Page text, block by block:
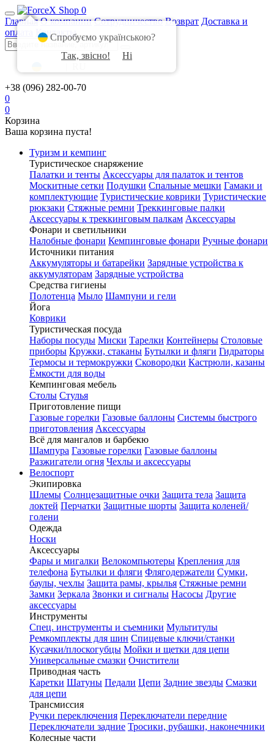
0
Главная О компании Сотрудничество Возврат Доставка и
оплата
Контакты
+38 (096) 282-00-70
0
0
Корзина
Ваша корзина пуста!
Туризм и кемпинг
Туристическое снаряжение
Палатки и тенты Аксессуары для палаток и тентов
Москитные сетки Подушки Спальные мешки Гамаки и
комплектующие Туристические коврики Туристические
рюкзаки Стяжные ремни Треккинговые палки
Аксессуары к треккинговым палкам Аксессуары
Фонари и светильники
Налобные фонари Кемпинговые фонари Ручные фонари
Источники питания
Аккумуляторы и батарейки Зарядные устройства к
аккумуляторам Зарядные устройства
Средства гигиены
Полотенца Мыло Шампуни и гели
Йога
Коврики
Туристическая посуда
Наборы посуды Миски Тарелки Контейнеры Столовые
приборы Кружки, стаканы Бутылки и фляги Гидраторы
Термосы и термокружки Сковородки Кастрюли, казаны
Ёмкости для воды
Кемпинговая мебель
Столы Стулья
Приготовление пищи
Газовые горелки Газовые баллоны Системы быстрого
приготовления Аксессуары
Всё для мангалов и барбекю
Шампура Газовые горелки Газовые баллоны
Разжигатели огня Чехлы и аксессуары
Велоспорт
Экипировка
Шлемы Солнцезащитные очки Защита тела Защита
локтей Перчатки Защитные шорты Защита коленей/
голени
Одежда
Носки
Аксессуары
Фары и мигалки Велокомпьютеры Крепления для
телефона Бутылки и фляги Флягодержатели Сумки,
баулы, чехлы Защита рамы, крылья Стяжные ремни
Замки Зеркала Звонки и сигналы Насосы Другие
аксессуары
Инструменты
Спец. инструменты и съемники Мультитулы
Ремкомплекты для шин Спицевые ключи/станки
Кусачки/плоскогубцы Мойки и щетки для цепи
Универсальные смазки Очистители
Приводная часть
Каретки Шатуны Педали Цепи Задние звезды Смазки
для цепи
Трансмиссия
Ручки переключения Переключатели передние
Переключатели задние Тросики, рубашки, наконечники
Колесные части
Спробуємо українською?
Так, звісно!
Ні